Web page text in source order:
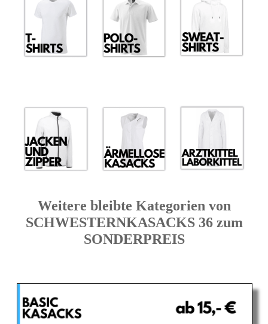
Weitere bleibte Kategorien von
SCHWESTERNKASACKS 36 zum
SONDERPREIS